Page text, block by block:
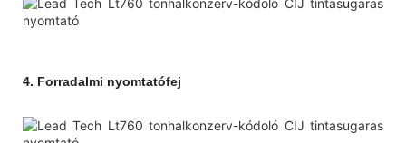
4. Forradalmi nyomtatófej